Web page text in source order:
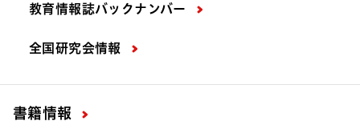
教育情報誌バックナンバー
全国研究会情報
書籍情報